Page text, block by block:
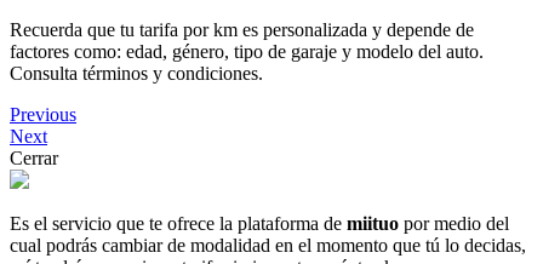
Recuerda que tu tarifa por km es personalizada y depende de
factores como: edad, género, tipo de garaje y modelo del auto.
Consulta términos y condiciones.
Previous
Next
Cerrar
Es el servicio que te ofrece la plataforma de miituo por medio del
cual podrás cambiar de modalidad en el momento que tú lo decidas,